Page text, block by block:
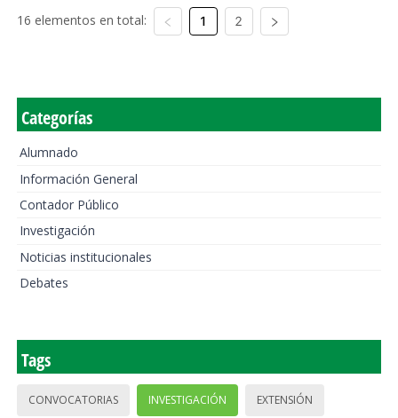
16 elementos en total: 1 2
Categorías
Alumnado
Información General
Contador Público
Investigación
Noticias institucionales
Debates
Tags
CONVOCATORIAS INVESTIGACIÓN EXTENSIÓN